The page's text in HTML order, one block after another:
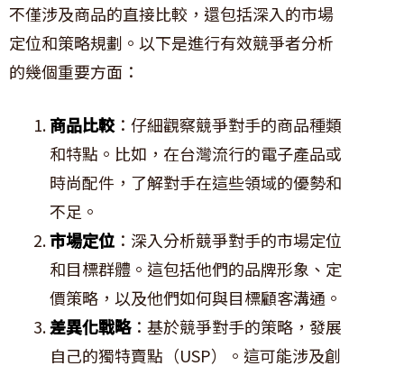
不僅涉及商品的直接比較，還包括深入的市場
定位和策略規劃。以下是進行有效競爭者分析
的幾個重要方面：
商品比較 ：仔細觀察競爭對手的商品種類
和特點。比如，在台灣流行的電子產品或
時尚配件，了解對手在這些領域的優勢和
不足。
市場定位 ：深入分析競爭對手的市場定位
和目標群體。這包括他們的品牌形象、定
價策略，以及他們如何與目標顧客溝通。
差異化戰略：基於競爭對手的策略，發展
自己的獨特賣點（USP）。這可能涉及創